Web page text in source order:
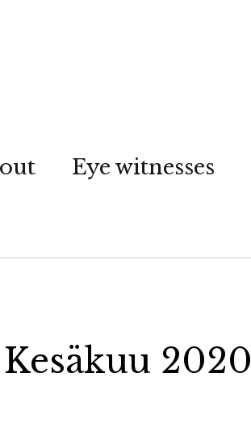
Eye witnesses
2020